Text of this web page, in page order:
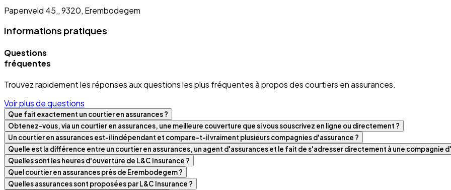
Papenveld 45,, 9320, Erembodegem
Informations pratiques
Questions
fréquentes
Trouvez rapidement les réponses aux questions les plus fréquentes à propos des courtiers en assurances.
Voir plus de questions
Que fait exactement un courtier en assurances ?
Obtenez-vous, via un courtier en assurances, une meilleure couverture que si vous souscrivez en ligne ou directement ?
Un courtier en assurances est-il indépendant et compare-t-il vraiment plusieurs compagnies d'assurance ?
Quelle est la différence entre un courtier en assurances, un agent d'assurances et le fait de s'adresser directement à une compagnie
Quelles sont les heures d'ouverture de L&C Insurance ?
Quel courtier en assurances près de Erembodegem ?
Quelles assurances sont proposées par L&C Insurance ?